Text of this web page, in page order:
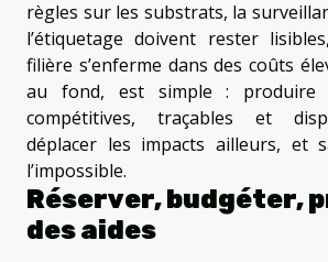
règles sur les substrats, la
l’étiquetage doivent rester
filière s’enferme dans des coûts
au fond, est simple : produire
compétitives, traçables et
déplacer les impacts ailleurs, et
l’impossible.
Réserver, budgéter,
des aides